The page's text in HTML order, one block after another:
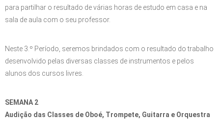
para partilhar o resultado de várias horas de estudo em casa e na
sala de aula com o seu professor.
Neste 3.º Período, seremos brindados com o resultado do trabalho
desenvolvido pelas diversas classes de instrumentos e pelos
alunos dos cursos livres.
SEMANA 2
Audição das Classes de Oboé, Trompete, Guitarra e Orquestra